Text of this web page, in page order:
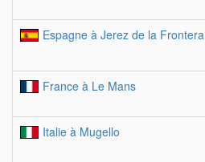
Espagne à Jerez de la Frontera
France à Le Mans
Italie à Mugello